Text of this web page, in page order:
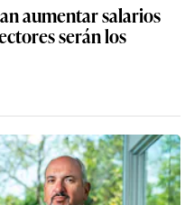
aumentar salarios
serán los